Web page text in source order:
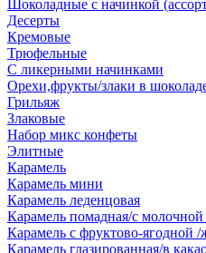
Шоколадные с начинкой
Десерты
Кремовые
Трюфельные
С ликерными начинками
Орехи,фрукты/злаки в
Грильяж
Злаковые
Набор микс конфеты
Элитные
Карамель
Карамель мини
Карамель леденцовая
Карамель помадная/с молочной
Карамель с фруктово-ягодной
Карамель глазированная/в